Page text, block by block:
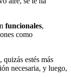
funcionales,
como
estés más
necesaria, y luego,